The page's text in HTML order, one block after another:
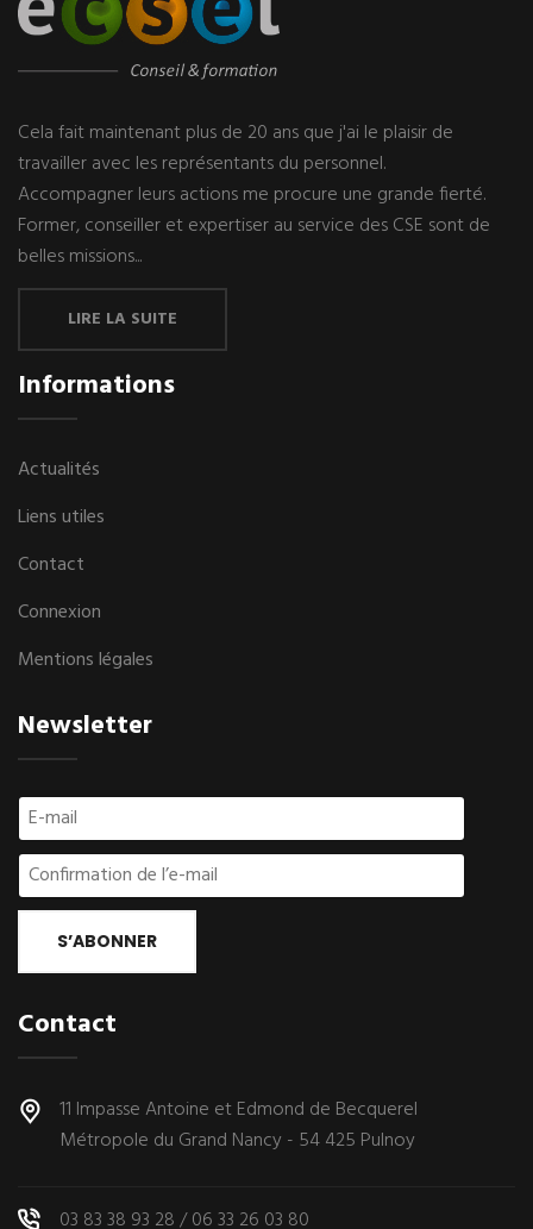
Cela fait maintenant plus de 20 ans que j'ai le plaisir de
travailler avec les représentants du personnel.
Accompagner leurs actions me procure une grande fierté.
Former, conseiller et expertiser au service des CSE sont de
belles missions...
LIRE LA SUITE
Informations
Actualités
Liens utiles
Contact
Connexion
Mentions légales
Newsletter
S’ABONNER
Contact
11 Impasse Antoine et Edmond de Becquerel
Métropole du Grand Nancy - 54 425 Pulnoy
03 83 38 93 28/06 33 26 03 80